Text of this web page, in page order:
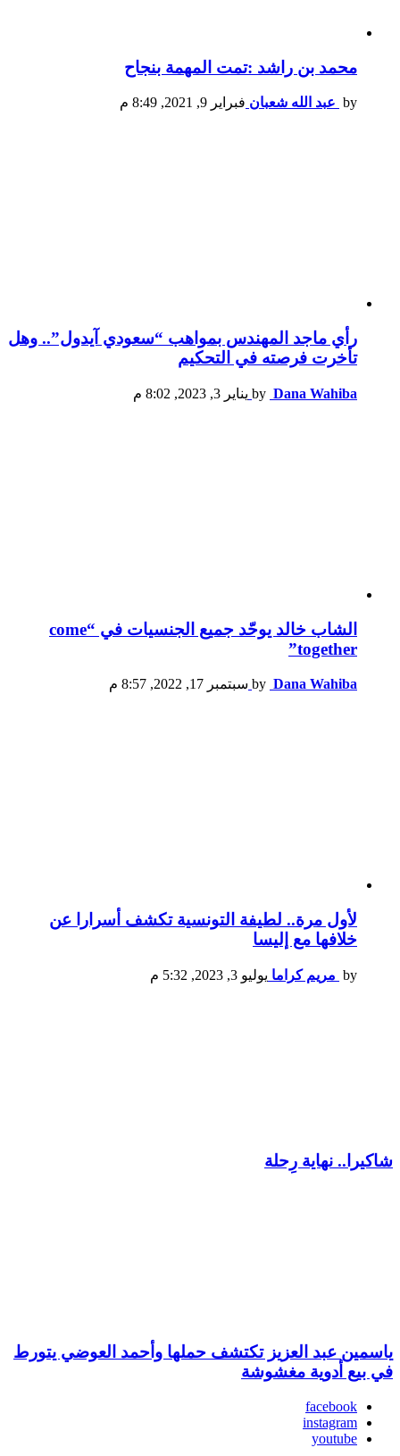
محمد بن راشد :تمت المهمة بنجاح
by عبد الله شعبان فبراير 9, 2021, 8:49 م
رأي ماجد المهندس بمواهب “سعودي آيدول”.. وهل
تأخرت فرصته في التحكيم
by Dana Wahiba يناير 3, 2023, 8:02 م
الشاب خالد يوحّد جميع الجنسيات في “come
together”
by Dana Wahiba سبتمبر 17, 2022, 8:57 م
لأول مرة.. لطيفة التونسية تكشف أسرارا عن
خلافها مع إليسا
by مريم كراما يوليو 3, 2023, 5:32 م
شاكيرا.. نهاية رِحلة
ياسمين عبد العزيز تكتشف حملها وأحمد العوضي يتورط
في بيع أدوية مغشوشة
facebook
instagram
youtube